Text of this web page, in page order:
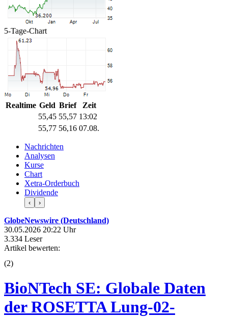
5-Tage-Chart
Realtime Geld Brief
Zeit
55,45 55,57 13:02
55,77 56,16 07.08.
Nachrichten
Analysen
Kurse
Chart
Xetra-Orderbuch
Dividende
‹ ›
GlobeNewswire (Deutschland)
30.05.2026 20:22 Uhr
3.334 Leser
Artikel bewerten:
(2)
BioNTech SE: Globale Daten
der ROSETTA Lung-02-